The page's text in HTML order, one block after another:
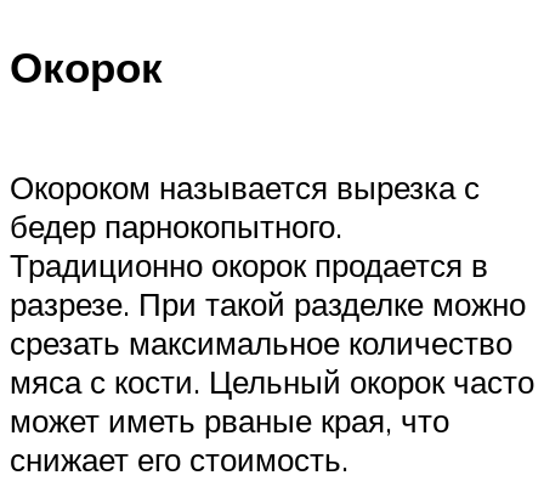
Окорок
Окороком называется вырезка с
бедер парнокопытного.
Традиционно окорок продается в
разрезе. При такой разделке можно
срезать максимальное количество
мяса с кости. Цельный окорок часто
может иметь рваные края, что
снижает его стоимость.